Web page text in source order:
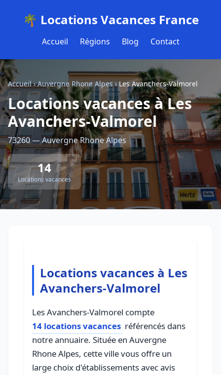
🌴 Locations Vacances France
Accueil Régions Blog Contact
Accueil›Auvergne Rhone Alpes›Les Avanchers-Valmorel
Locations vacances à Les
Avanchers-Valmorel
73260 — Auvergne Rhone Alpes
14
Locations vacances
Locations vacances à Les
Avanchers-Valmorel
Les Avanchers-Valmorel compte
14 locations vacances référencés dans
notre annuaire. Située en Auvergne
Rhone Alpes, cette ville vous offre un
large choix d'établissements avec avis